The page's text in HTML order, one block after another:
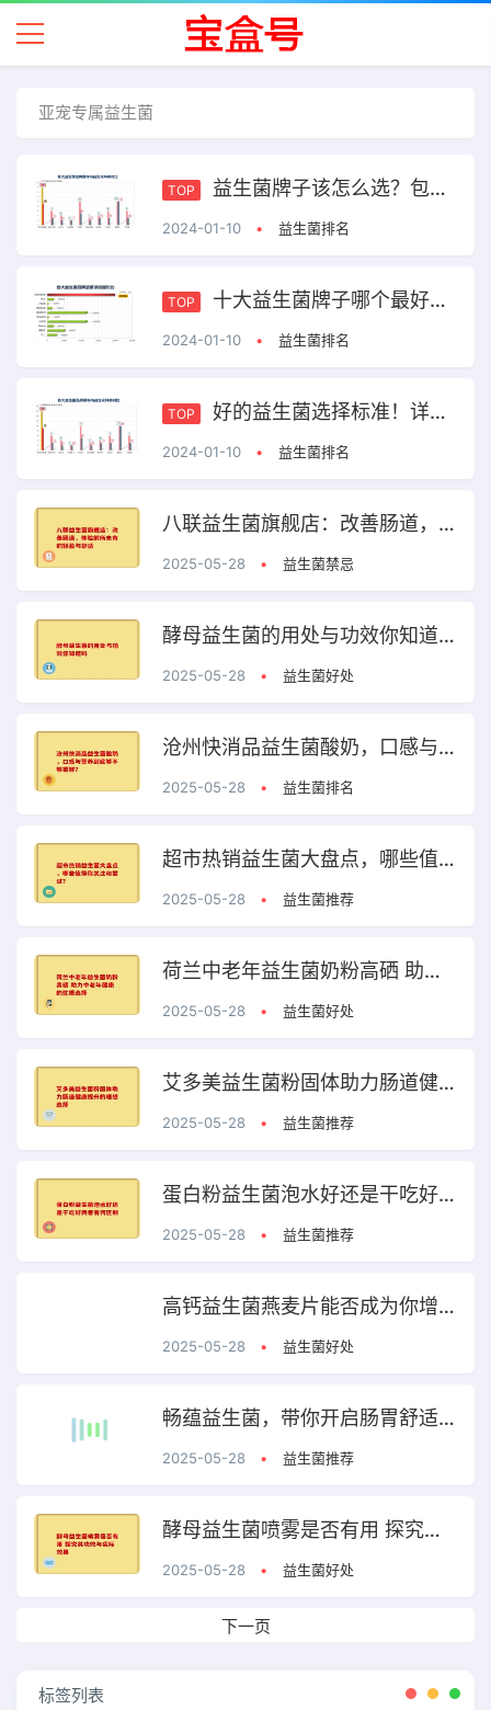
亚宠专属益生菌
TOP 益生菌牌子该怎么选？包装上这些信息能帮助你！
2024-01-10 • 益生菌排名
TOP 十大益生菌牌子哪个最好？第一名就是这点！
2024-01-10 • 益生菌排名
TOP 好的益生菌选择标准！详解包装上你没注意到的内容！
2024-01-10 • 益生菌排名
八联益生菌旗舰店：改善肠道，体验前所未有的轻盈与舒适
2025-05-28 • 益生菌禁忌
酵母益生菌的用处与功效你知道吗
2025-05-28 • 益生菌好处
沧州快消品益生菌酸奶，口感与营养到底够不够尝鲜？
2025-05-28 • 益生菌排名
超市热销益生菌大盘点，哪些值得你关注和尝试？
2025-05-28 • 益生菌推荐
荷兰中老年益生菌奶粉高硒 助力中老年健康的优质选择
2025-05-28 • 益生菌好处
艾多美益生菌粉固体助力肠道健康提升的理想选择
2025-05-28 • 益生菌推荐
蛋白粉益生菌泡水好还是干吃好两者有何区别
2025-05-28 • 益生菌推荐
高钙益生菌燕麦片能否成为你增肥的新宠？点击了解
2025-05-28 • 益生菌好处
畅蕴益生菌，带你开启肠胃舒适新体验，轻松享受每一天
2025-05-28 • 益生菌推荐
酵母益生菌喷雾是否有用 探究其功效与实际效果
2025-05-28 • 益生菌好处
下一页
标签列表